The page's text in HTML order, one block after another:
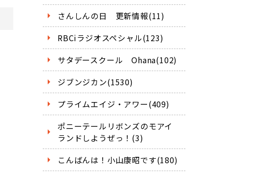
さんしんの日 更新情報(11)
RBCiラジオスペシャル(123)
サタデースクール Ohana(102)
ジブンジカン(1530)
プライムエイジ・アワー(409)
ポニーテールリボンズのモアイ
ランドしようぜっ！(3)
こんばんは！小山康昭です(180)